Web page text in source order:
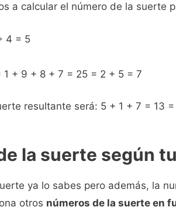
a calcular el número de la suerte
4 = 5
1 + 9 + 8 + 7 = 25 = 2 + 5 = 7
resultante será: 5 + 1 + 7 = 13
la suerte según
ya lo sabes pero además, la
otros números de la suerte en